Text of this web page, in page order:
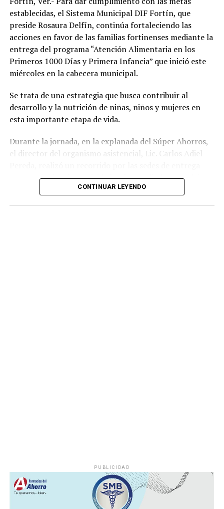
establecidas, el Sistema Municipal DIF Fortín, que
preside Rosaura Delfín, continúa fortaleciendo las
acciones en favor de las familias fortinenses mediante la
entrega del programa “Atención Alimentaria en los
Primeros 1000 Días y Primera Infancia” que inició este
miércoles en la cabecera municipal.
Se trata de una estrategia que busca contribuir al
desarrollo y la nutrición de niñas, niños y mujeres en
esta importante etapa de vida.
Durante la jornada, en la explanada del Súper Ahorros,
el director del organismo asistencial, Lic. Carlos Adiel
para supervisar las actividades desarrolladas por el área
de Plan Alimentario, reconociendo el compromiso y la
CONTINUAR LEYENDO
PUBLICIDAD